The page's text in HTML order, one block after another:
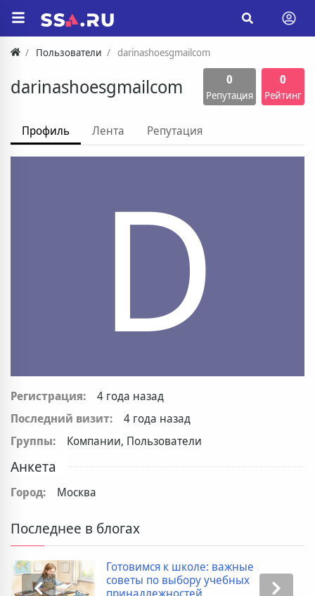
Пользователи darinashoesgmailcom
darinashoesgmailcom 0
Репутация
0
Рейтинг
Профиль Лента Репутация
D
Регистрация:
4 года назад
Последний визит:
4 года назад
Группы:
Компании, Пользователи
Анкета
Город: Москва
Последнее в блогах
Готовимся к школе: важные
советы по выбору учебных